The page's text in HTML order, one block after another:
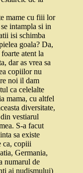
mame cu fiii lor
intampla si in
isi schimba
goala? Da,
atent la
dar as vrea sa
copiilor nu
noi il dam
ca celelalte
mama, cu altfel
diversitate,
vestiarul
S-a facut
sa existe
ca, copiii
Germania,
numarul de
ai nudismului)